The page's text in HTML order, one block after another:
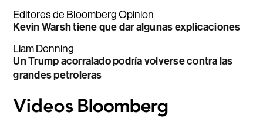
Editores de Bloomberg Opinion
Kevin Warsh tiene que dar algunas explicaciones
Liam Denning
Un Trump acorralado podría volverse contra las
grandes petroleras